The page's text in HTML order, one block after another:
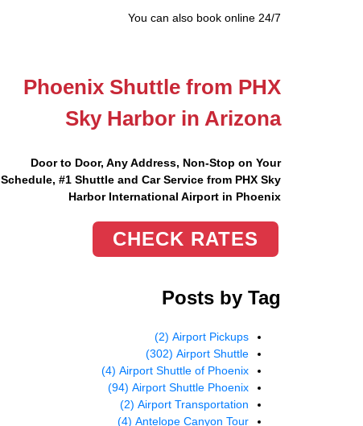
You can also book online 24/7
Phoenix Shuttle from PHX
Sky Harbor in Arizona
Door to Door, Any Address, Non-Stop on Your
Schedule, #1 Shuttle and Car Service from PHX Sky
Harbor International Airport in Phoenix
CHECK RATES
Posts by Tag
Airport Pickups
(2)
Airport Shuttle
(302)
Airport Shuttle of Phoenix
(4)
Airport Shuttle Phoenix
(94)
Airport Transportation
(2)
Antelope Canyon Tour
(4)